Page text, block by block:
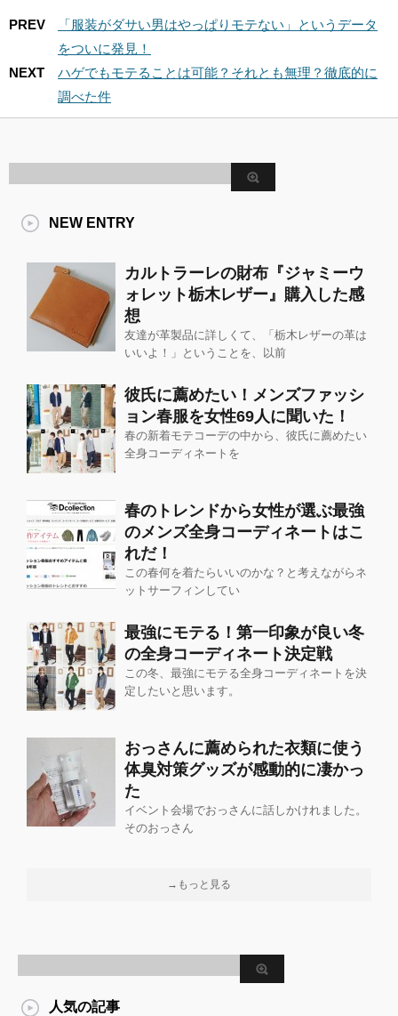
PREV
「服装がダサい男はやっぱりモテない」というデータ
をついに発見！
NEXT
ハゲでもモテることは可能？それとも無理？徹底的に
調べた件
NEW ENTRY
カルトラーレの財布『ジャミーウ
ォレット栃木レザー』購入した感
想
友達が革製品に詳しくて、「栃木レザーの革は
いいよ！」ということを、以前
彼氏に薦めたい！メンズファッシ
ョン春服を女性69人に聞いた！
春の新着モテコーデの中から、彼氏に薦めたい
全身コーディネートを
春のトレンドから女性が選ぶ最強
のメンズ全身コーディネートはこ
れだ！
この春何を着たらいいのかな？と考えながらネ
ットサーフィンしてい
最強にモテる！第一印象が良い冬
の全身コーディネート決定戦
この冬、最強にモテる全身コーディネートを決
定したいと思います。
おっさんに薦められた衣類に使う
体臭対策グッズが感動的に凄かっ
た
イベント会場でおっさんに話しかけれました。
そのおっさん
→もっと見る
人気の記事